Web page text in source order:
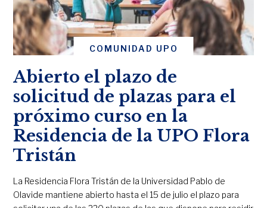
COMUNIDAD UPO
Abierto el plazo de
solicitud de plazas para el
próximo curso en la
Residencia de la UPO Flora
Tristán
La Residencia Flora Tristán de la Universidad Pablo de
Olavide mantiene abierto hasta el 15 de julio el plazo para